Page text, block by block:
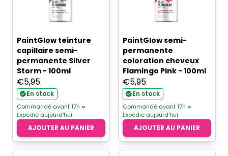
PaintGlow teinture
capillaire semi-
permanente Silver
Storm - 100ml
€5,95
En stock
Commandé avant 17h =
Expédié aujourd'hui
AJOUTER AU PANIER
PaintGlow semi-
permanente
coloration cheveux
Flamingo Pink - 100ml
€5,95
En stock
Commandé avant 17h =
Expédié aujourd'hui
AJOUTER AU PANIER